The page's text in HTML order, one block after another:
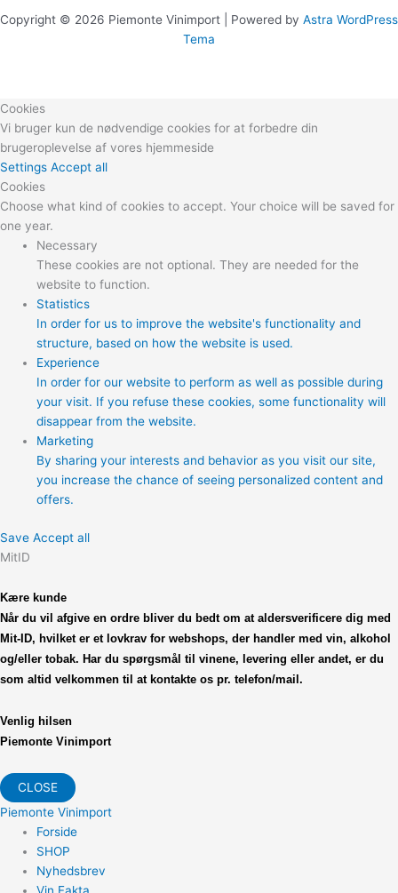
Copyright © 2026 Piemonte Vinimport | Powered by Astra WordPress
Tema
Cookies
Vi bruger kun de nødvendige cookies for at forbedre din
brugeroplevelse af vores hjemmeside
Settings Accept all
Cookies
Choose what kind of cookies to accept. Your choice will be saved for
one year.
Necessary
These cookies are not optional. They are needed for the
website to function.
Statistics
In order for us to improve the website's functionality and
structure, based on how the website is used.
Experience
In order for our website to perform as well as possible during
your visit. If you refuse these cookies, some functionality will
disappear from the website.
Marketing
By sharing your interests and behavior as you visit our site,
you increase the chance of seeing personalized content and
offers.
Save Accept all
MitID
Kære kunde
Når du vil afgive en ordre bliver du bedt om at aldersverificere dig med
Mit-ID, hvilket er et lovkrav for webshops, der handler med vin, alkohol
og/eller tobak. Har du spørgsmål til vinene, levering eller andet, er du
som altid velkommen til at kontakte os pr. telefon/mail.
Venlig hilsen
Piemonte Vinimport
CLOSE
Piemonte Vinimport
Forside
SHOP
Nyhedsbrev